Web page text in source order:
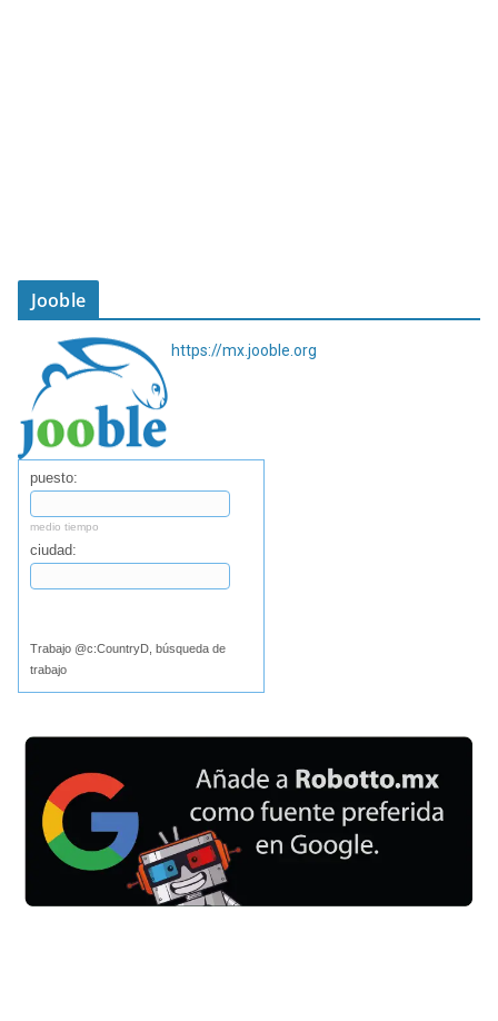
Jooble
https://mx.jooble.org
puesto:
medio tiempo
ciudad:
Trabajo @c:CountryD, búsqueda de
trabajo